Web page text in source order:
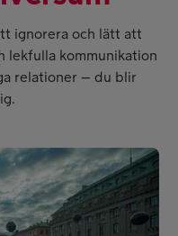
ignorera och lätt att
lekfulla kommunikation
relationer – du blir